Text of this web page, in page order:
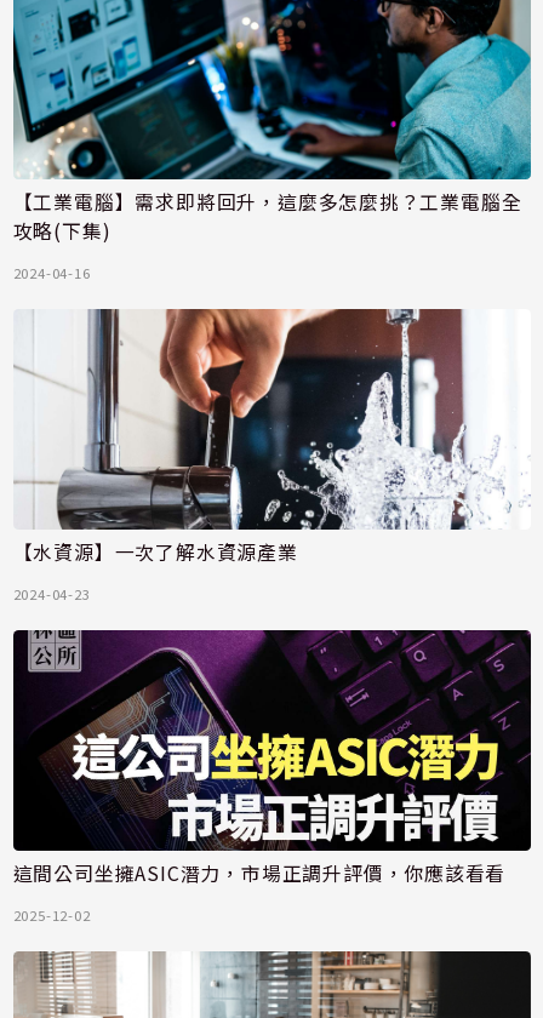
【工業電腦】需求即將回升，這麼多怎麼挑？工業電腦全
攻略(下集)
2024-04-16
【水資源】一次了解水資源產業
2024-04-23
這間公司坐擁ASIC潛力，市場正調升評價，你應該看看
2025-12-02